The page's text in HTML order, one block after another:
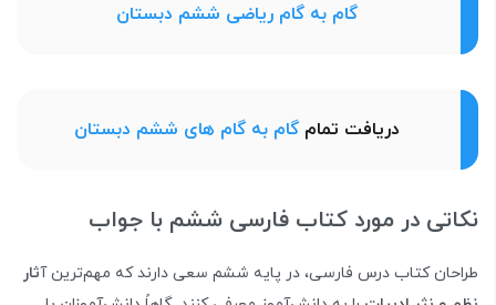
گام به گام ریاضی ششم دبستان
دریافت تمام گام به گام های ششم دبستان
نکاتی در مورد کتاب فارسی ششم با جواب
طراحان کتاب درس فارسی، در پایه ششم سعی دارند که مهم‌ترین آثار